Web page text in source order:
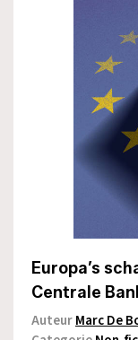
Europa’s
Centrale
AuteurMarc De